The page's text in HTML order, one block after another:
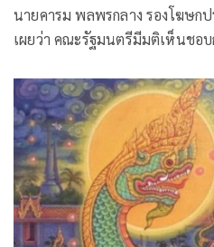
นายคารม พลพรกลาง รองโฆษก
เผยว่า คณะรัฐมนตรีมีมติเห็นชอ
เคารพแบบไทย ซึ่งที่ผ่านมาคณะ
2544 1 กุมภาพันธ์ 2548